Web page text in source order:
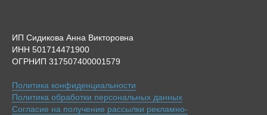
ИП Сидикова Анна Викторовна
ИНН 501714471900
ОГРНИП 317507400001579
Политика конфиденциальности
Политика обработки персональных данных
Согласие на получение рассылки рекламно-